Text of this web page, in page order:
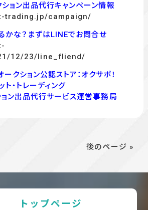
ョン出品代行キャンペーン情報
trading.jp/campaign/
かな？まずはLINEでお問合せ
12/23/line_fliend/
クション公認ストア：オクサポ！
・トレーディング
ン出品代行サービス運営事務局
後のページ »
トップページ